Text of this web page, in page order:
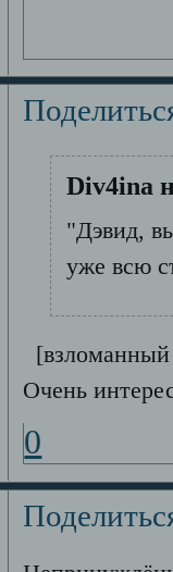
Div4ina
"Дэвид,
уже всю
Очень
0